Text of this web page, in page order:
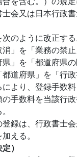
会又は日本行政
のように改正する
」を「業務の禁止
」を「都道府県
道府県」を「行
より、登録手数
手数料を当該行
録は、行政書士会
える。
）